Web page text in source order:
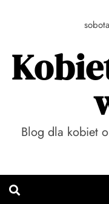
Blog dla kobiet